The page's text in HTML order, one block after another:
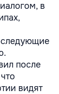
в
после
видят